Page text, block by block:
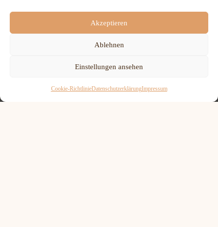
Akzeptieren
Ablehnen
Einstellungen ansehen
Cookie-RichtlinieDatenschutzerklärungImpressum